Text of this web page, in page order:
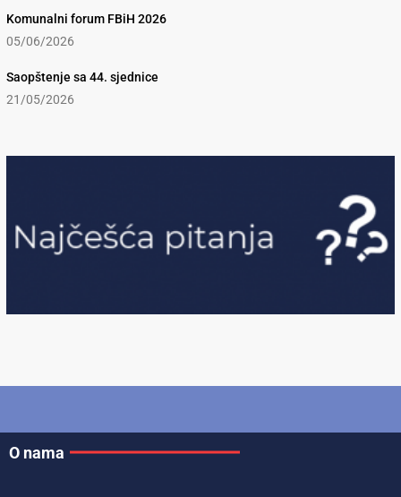
Komunalni forum FBiH 2026
05/06/2026
Saopštenje sa 44. sjednice
21/05/2026
O nama